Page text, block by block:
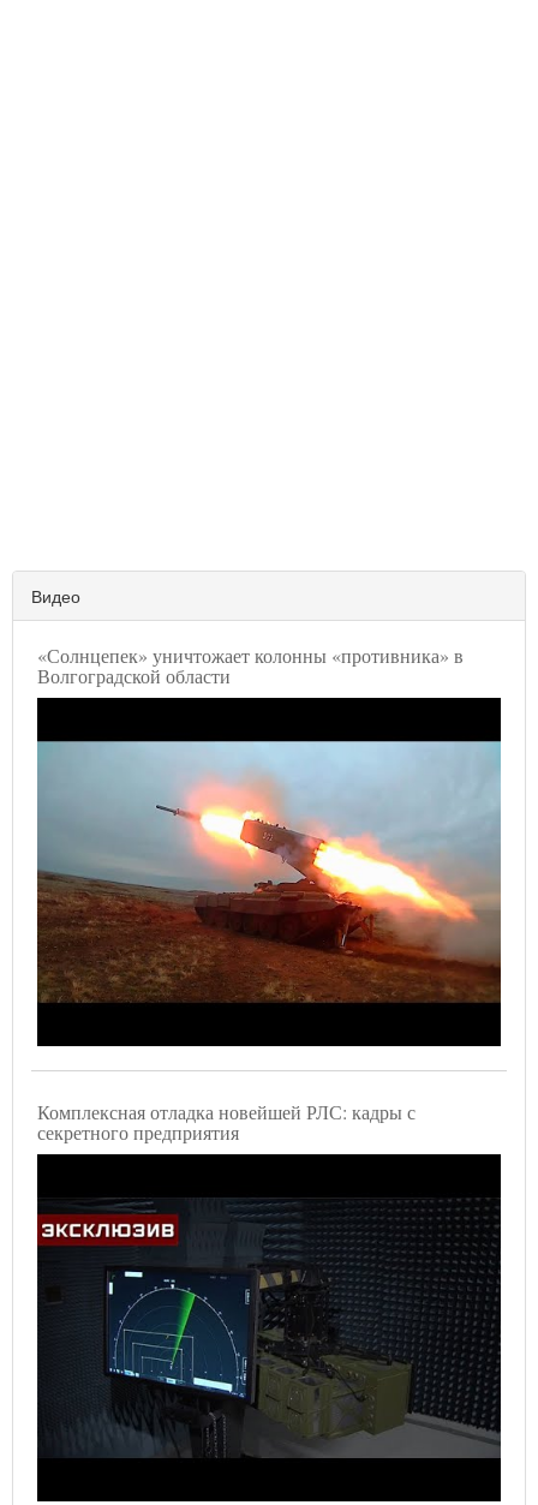
Видео
«Солнцепек» уничтожает колонны «противника» в
Волгоградской области
Комплексная отладка новейшей РЛС: кадры с
секретного предприятия